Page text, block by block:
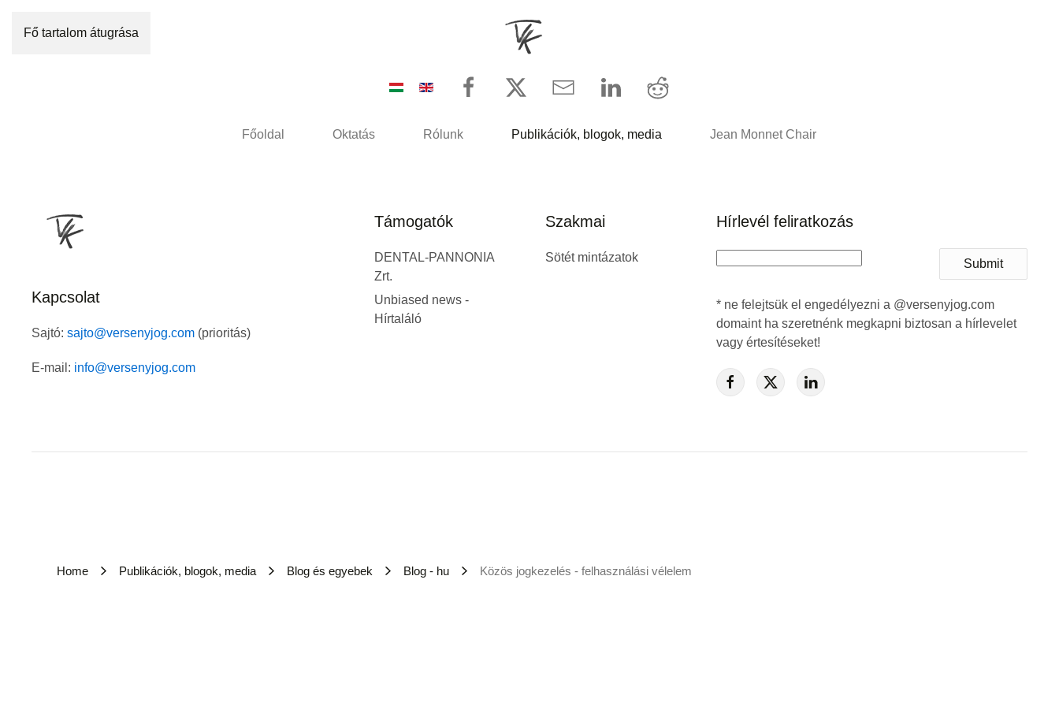
Fő tartalom átugrása
Főoldal Oktatás Rólunk Publikációk, blogok, media Jean Monnet Chair
Kapcsolat
Sajtó: sajto@versenyjog.com (prioritás)
E-mail: info@versenyjog.com
Támogatók
DENTAL-PANNONIA
Zrt.
Unbiased news -
Hírtaláló
Szakmai
Sötét mintázatok
Hírlevél feliratkozás
Submit
* ne felejtsük el engedélyezni a @versenyjog.com
domaint ha szeretnénk megkapni biztosan a hírlevelet
vagy értesítéseket!
Home Publikációk, blogok, media Blog és egyebek Blog - hu Közös jogkezelés - felhasználási vélelem